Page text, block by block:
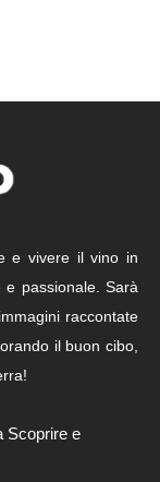
e vivere il vino in
passionale. Sarà
raccontate
il buon cibo,
Scoprire e